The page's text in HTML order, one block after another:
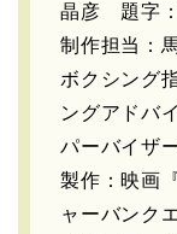
晶彦 題字
制作担当：
ボクシング
ングアドバ
パーバイザ
製作：映画
ャーバンク